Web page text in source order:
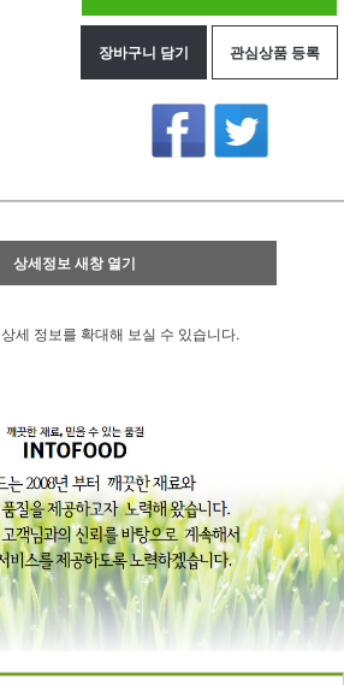
장바구니 담기 관심상품 등록
상세정보 새창 열기
상세 정보를 확대해 보실 수 있습니다.